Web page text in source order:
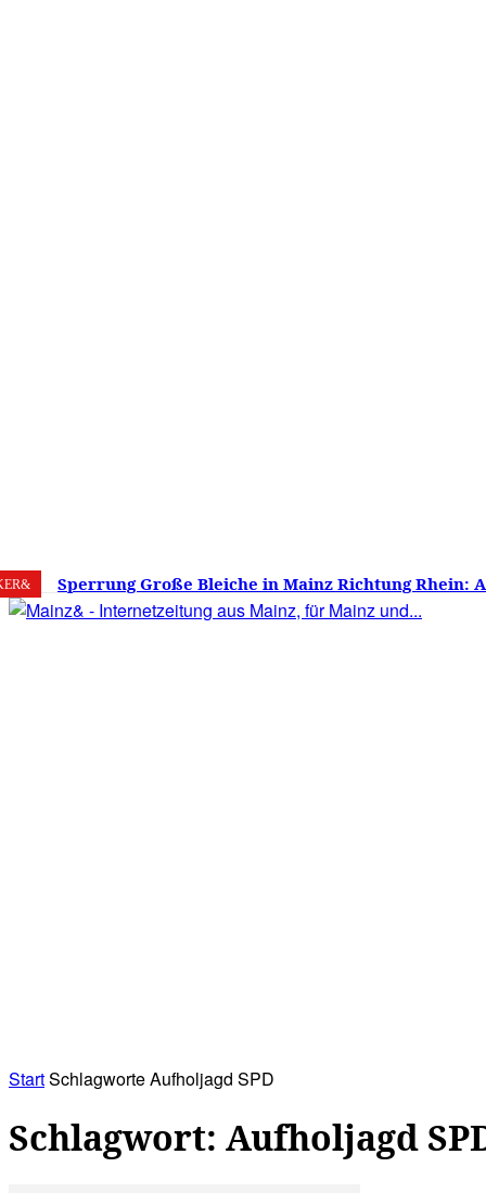
7. August 2026 19.5 Mainz
Sperrung Große Bleiche in Mainz Richtung Rhein:
verwirrt, Mainzer stinksauer – Haben die Mainzer
StartSchlagworteAufholjagd SPD
Schlagwort: Aufholjagd